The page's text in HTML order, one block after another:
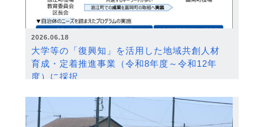
2026.06.18
大学等の「復興知」を活用した地域共創人材
育成・定着推進事業（令和8年度～令和12年
度）に採択